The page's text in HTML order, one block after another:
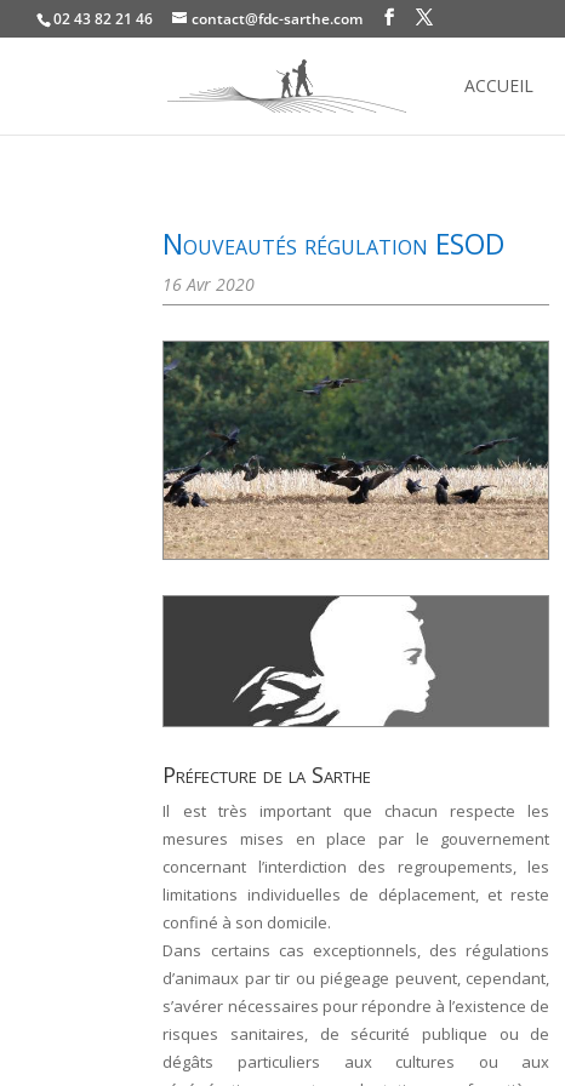
02 43 82 21 46 contact@fdc-sarthe.com
ACCUEIL
Nouveautés régulation ESOD
16 Avr 2020
Préfecture de la Sarthe
Il est très important que chacun respecte les
mesures mises en place par le gouvernement
concernant l’interdiction des regroupements, les
limitations individuelles de déplacement, et reste
confiné à son domicile.
Dans certains cas exceptionnels, des régulations
d’animaux par tir ou piégeage peuvent, cependant,
s’avérer nécessaires pour répondre à l’existence de
risques sanitaires, de sécurité publique ou de
dégâts particuliers aux cultures ou aux